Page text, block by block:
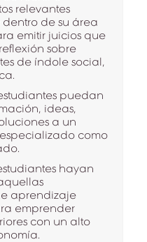
relevantes
de su área
emitir juicios que
sobre
de índole social,
puedan
ideas,
a un
como
hayan
aprendizaje
emprender
con un alto